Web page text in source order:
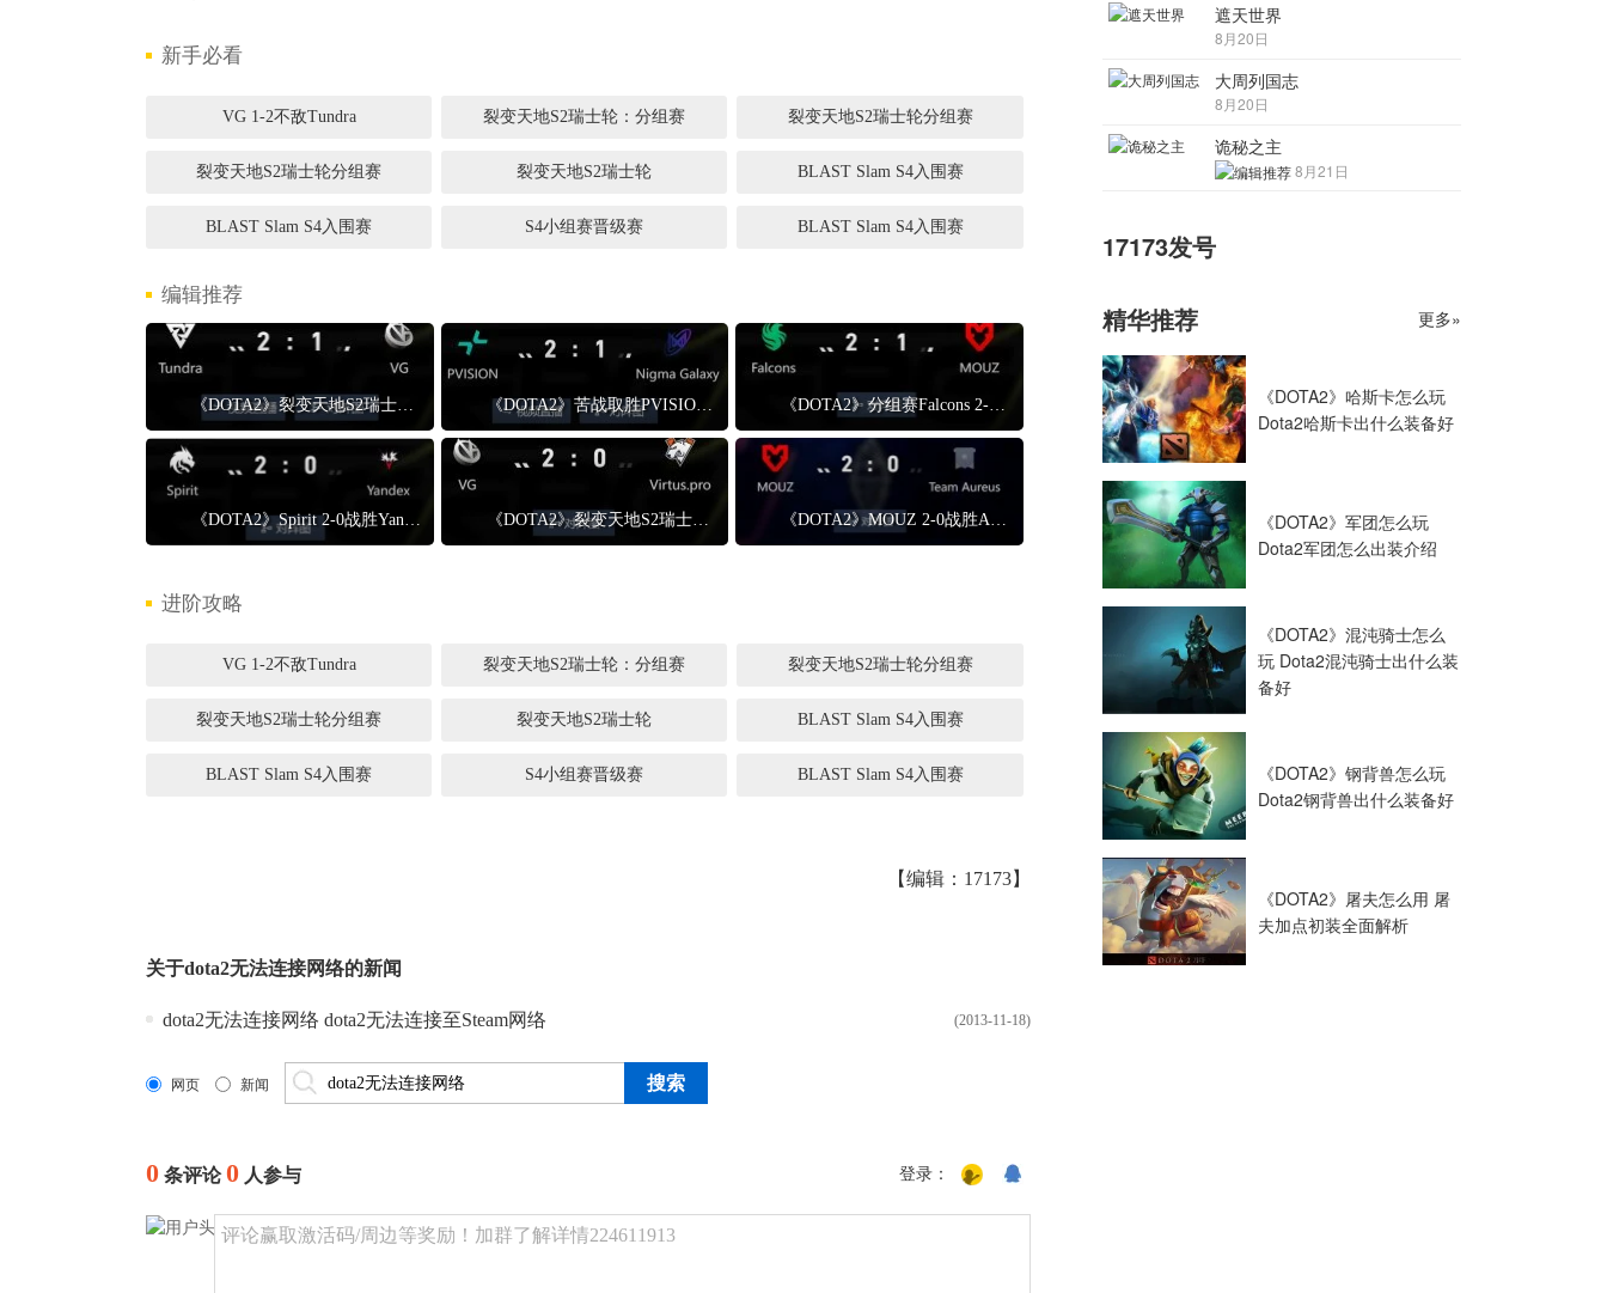
新手必看
VG 1-2不敌Tundra 裂变天地S2瑞士轮：分组赛 裂变天地S2瑞士轮分组赛
裂变天地S2瑞士轮分组赛 裂变天地S2瑞士轮 BLAST Slam S4入围赛
BLAST Slam S4入围赛 S4小组赛晋级赛 BLAST Slam S4入围赛
编辑推荐
《DOTA2》裂变天地S2瑞士轮分组赛VG 1-2不敌Tundra 《DOTA2》苦战取胜PVISION进入1-0组 Nigma进入0-1组 《DOTA2》分组赛Falcons 2-1战胜MOUZ Falcons战队进入1-0组
《DOTA2》Spirit 2-0战胜Yandex Spirit晋级1-0组 《DOTA2》裂变天地S2瑞士轮 VG 2-0战胜VP 《DOTA2》MOUZ 2-0战胜Aureus BLAST Slam S4入围赛
进阶攻略
VG 1-2不敌Tundra 裂变天地S2瑞士轮：分组赛 裂变天地S2瑞士轮分组赛
裂变天地S2瑞士轮分组赛 裂变天地S2瑞士轮 BLAST Slam S4入围赛
BLAST Slam S4入围赛 S4小组赛晋级赛 BLAST Slam S4入围赛
【编辑：17173】
关于dota2无法连接网络的新闻
(2013-11-18)
dota2无法连接网络 dota2无法连接至Steam网络
网页 新闻
0 条评论0 人参与 登录：
评论赢取激活码/周边等奖励！加群了解详情224611913
遮天世界
8月20日
大周列国志
8月20日
诡秘之主
8月21日
17173发号
精华推荐 更多»
《DOTA2》哈斯卡怎么玩
Dota2哈斯卡出什么装备好
《DOTA2》军团怎么玩
Dota2军团怎么出装介绍
《DOTA2》混沌骑士怎么
玩 Dota2混沌骑士出什么装
备好
《DOTA2》钢背兽怎么玩
Dota2钢背兽出什么装备好
《DOTA2》屠夫怎么用 屠
夫加点初装全面解析